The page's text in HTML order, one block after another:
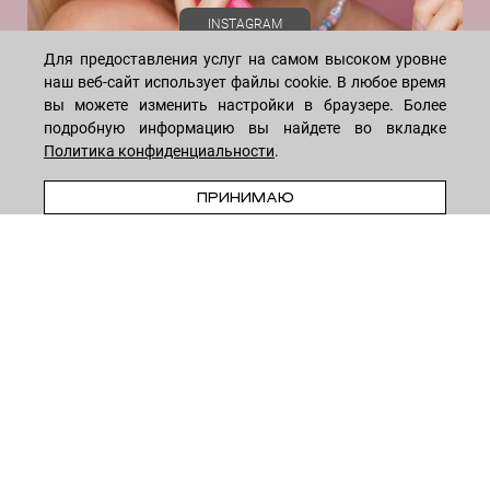
INSTAGRAM
WHATSAPP TELEGRAM VK
* Meta признана экстремистской организацией и запрещена на
Для предоставления услуг на самом высоком уровне
наш веб-сайт использует файлы cookie. В любое время
вы можете изменить настройки в браузере. Более
подробную информацию вы найдете во вкладке
Политика конфиденциальности.
ПРИНИМАЮ